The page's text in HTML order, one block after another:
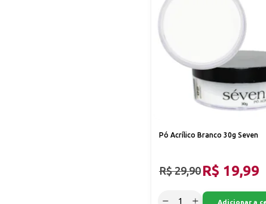
Pó Acrílico Branco 30g Seven
R$ 29,90 R$ 19,99
Adicionar a